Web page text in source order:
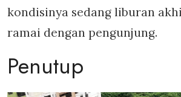
kondisinya sedang liburan
ramai dengan pengunjung.
Penutup